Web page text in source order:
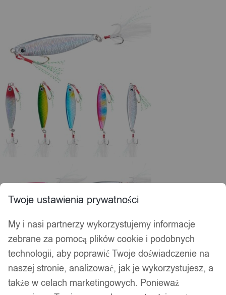
Twoje ustawienia prywatności
My i nasi partnerzy wykorzystujemy informacje
zebrane za pomocą plików cookie i podobnych
technologii, aby poprawić Twoje doświadczenie na
naszej stronie, analizować, jak je wykorzystujesz, a
także w celach marketingowych. Ponieważ